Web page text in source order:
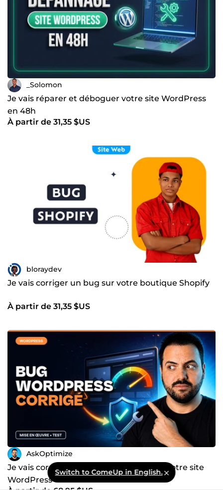
_Solomon
Je vais réparer et déboguer votre site WordPress
en 48h
À partir de 31,35 $US
bloraydev
Je vais corriger un bug sur votre boutique Shopify
À partir de 31,35 $US
AskOptimize
Je vais corriger un problème précis sur votre site
WordPress
Switch to ComeUp in English.